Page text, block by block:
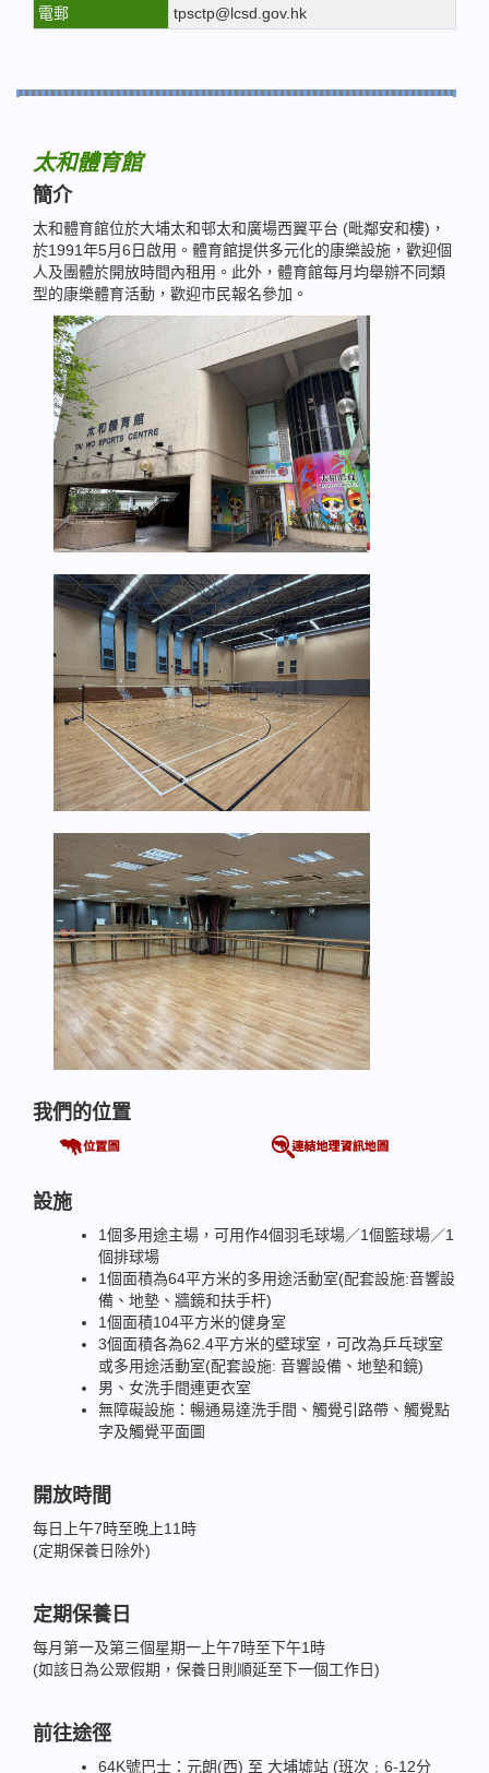
電郵
tpsctp@lcsd.gov.hk
太和體育館
簡介
太和體育館位於大埔太和邨太和廣場西翼平台 (毗鄰安和樓)，
於1991年5月6日啟用。體育館提供多元化的康樂設施，歡迎個
人及團體於開放時間內租用。此外，體育館每月均舉辦不同類
型的康樂體育活動，歡迎市民報名參加。
我們的位置
設施
1個多用途主場，可用作4個羽毛球場／1個籃球場／1
個排球場
1個面積為64平方米的多用途活動室(配套設施:音響設
備、地墊、牆鏡和扶手杆)
1個面積104平方米的健身室
3個面積各為62.4平方米的壁球室，可改為乒乓球室
或多用途活動室(配套設施: 音響設備、地墊和鏡)
男、女洗手間連更衣室
無障礙設施：暢通易達洗手間、觸覺引路帶、觸覺點
字及觸覺平面圖
開放時間
每日上午7時至晚上11時
(定期保養日除外)
定期保養日
每月第一及第三個星期一上午7時至下午1時
(如該日為公眾假期，保養日則順延至下一個工作日)
前往途徑
64K號巴士：元朗(西) 至 大埔墟站 (班次﹕6-12分